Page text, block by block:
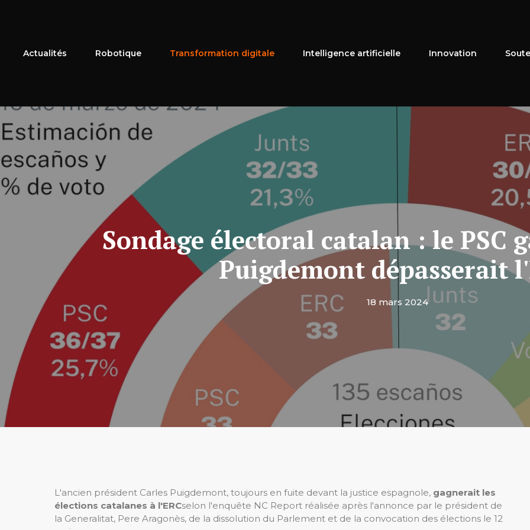
Actualités Robotique Transformation digitale Intelligence artificielle Innovation
Sondage électoral catalan : le PSC
Puigdemont dépasserait
18 mars 2024
L'ancien président Carles Puigdemont, toujours en fuite devant la justice espagnole, gagnerait les
élections catalanes à l'ERCselon l'enquête NC Report réalisée après l'annonce par le président de
la Generalitat, Pere Aragonès, de la dissolution du Parlement et de la convocation des élections le 12